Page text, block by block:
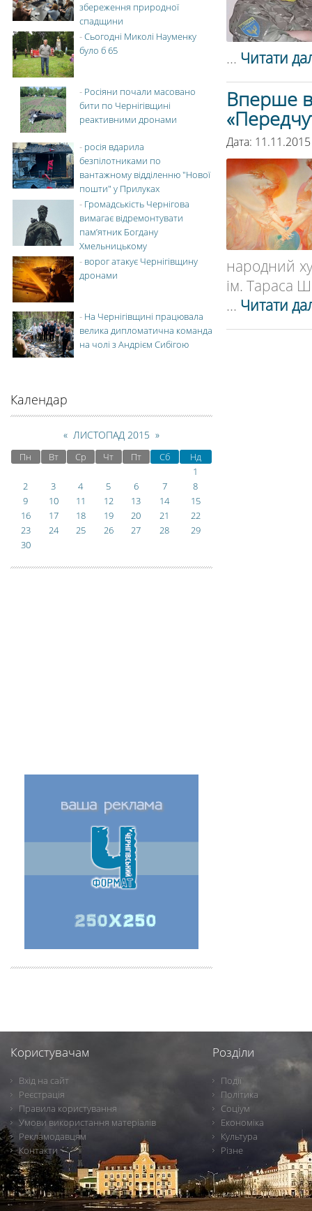
... Читати
Вперше в
Дата:
народний
ім. Тараса
... Читати
збереження природної
спадщини
-Сьогодні Миколі Науменку
було б 65
- Росіяни почали масовано
бити по Чернігівщині
реактивними дронами
- росія вдарила
безпілотниками по
вантажному відділенню "Нової
пошти" у Прилуках
- Громадськість Чернігова
вимагає відремонтувати
пам’ятник Богдану
Хмельницькому
- ворог атакує Чернігівщину
дронами
- На Чернігівщині працювала
велика дипломатична команда
на чолі з Андрієм Сибігою
Календар
« ЛИСТОПАД 2015 »
Пн Вт Ср Чт Пт Сб
Нд
1
2
3 4 5 6 7
8
9
10 11 12 13 14
15
16
17 18 19 20 21
22
23
24 25 26 27 28
29
30
Користувачам
Вхід на сайт
Реєстрація
Правила користування
Умови використання матеріалів
Рекламодавцям
Контакти
Розділи
Події
Політика
Соціум
Економіка
Культура
Різне